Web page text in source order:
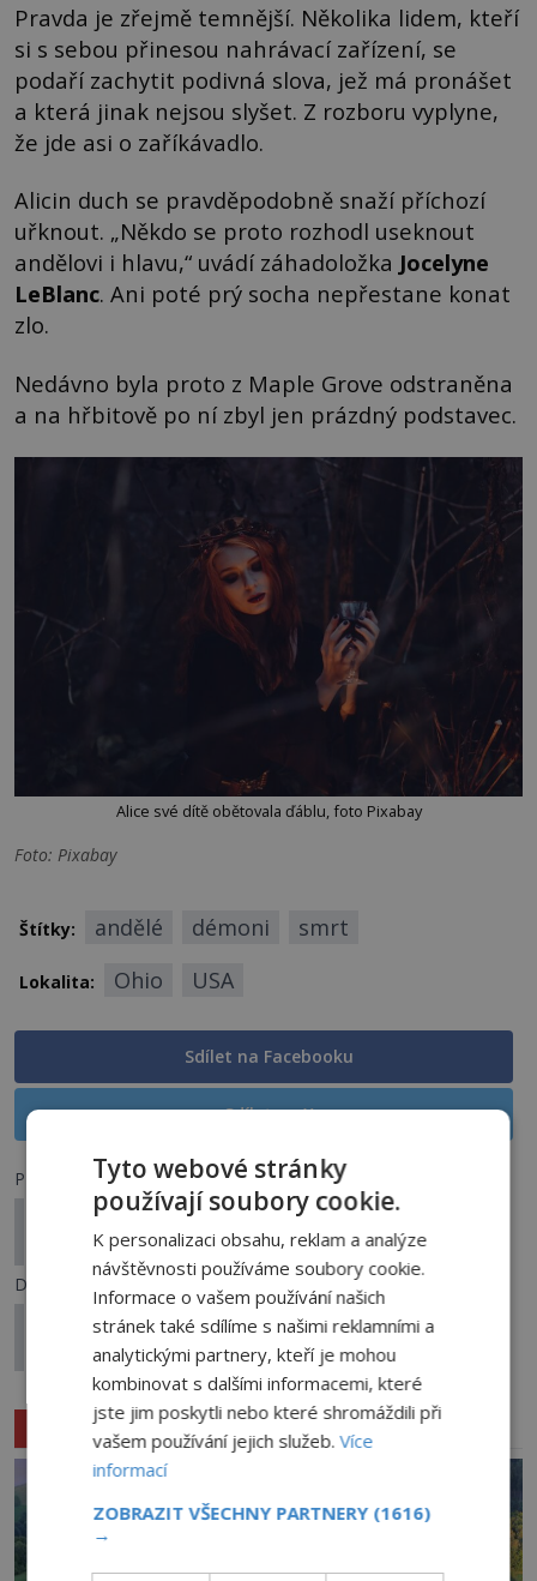
Pravda je zřejmě temnější. Několika lidem, kteří
si s sebou přinesou nahrávací zařízení, se
podaří zachytit podivná slova, jež má pronášet
a která jinak nejsou slyšet. Z rozboru vyplyne,
že jde asi o zaříkávadlo.
Alicin duch se pravděpodobně snaží příchozí
uřknout. „Někdo se proto rozhodl useknout
andělovi i hlavu,“ uvádí záhadoložka Jocelyne
LeBlanc. Ani poté prý socha nepřestane konat
zlo.
Nedávno byla proto z Maple Grove odstraněna
a na hřbitově po ní zbyl jen prázdný podstavec.
Alice své dítě obětovala ďáblu, foto Pixabay
Foto: Pixabay
Štítky: andělé démoni smrt
Lokalita: Ohio USA
Sdílet na Facebooku
Sdílet na X
Předchozí článek
Zázraky pátera Středy: Skutečně zachránil město
Brno před krutými Švédy?
Další článek
Záhadná letecká základna v americkém Ohiu –
Střeží větší tajemství než Oblast 51?
Související články
Tyto webové stránky
používají soubory cookie.
K personalizaci obsahu, reklam a analýze
návštěvnosti používáme soubory cookie.
Informace o vašem používání našich
stránek také sdílíme s našimi reklamními a
analytickými partnery, kteří je mohou
kombinovat s dalšími informacemi, které
jste jim poskytli nebo které shromáždili při
vašem používání jejich služeb.Více
informací
ZOBRAZIT VŠECHNY PARTNERY (1616)
→